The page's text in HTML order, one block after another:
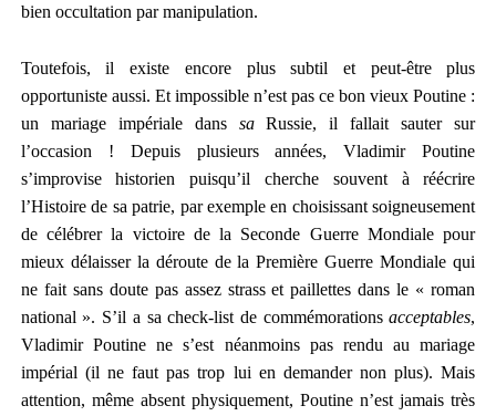
bien occultation par manipulation.
Toutefois, il existe encore plus subtil et peut-être plus
opportuniste aussi. Et impossible n’est pas ce bon vieux Poutine :
un mariage impériale dans saRussie, il fallait sauter sur
l’occasion ! Depuis plusieurs années, Vladimir Poutine
s’improvise historien puisqu’il cherche souvent à réécrire
l’Histoire de sa patrie, par exemple en choisissant soigneusement
de célébrer la victoire de la Seconde Guerre Mondiale pour
mieux délaisser la déroute de la Première Guerre Mondiale qui
ne fait sans doute pas assez strass et paillettes dans le « roman
national ». S’il a sa check-list de commémorationsacceptables,
Vladimir Poutine ne s’est néanmoins pas rendu au mariage
impérial (il ne faut pas trop lui en demander non plus). Mais
attention, même absent physiquement, Poutine n’est jamais très